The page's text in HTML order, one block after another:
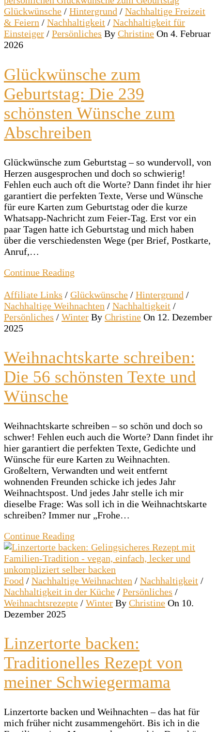
Glückwünsche / Hintergrund / Nachhaltige Freizeit
& Feiern / Nachhaltigkeit / Nachhaltigkeit für
Einsteiger / Persönliches By Christine On 4. Februar
2026
Glückwünsche zum
Geburtstag: Die 239
schönsten Wünsche zum
Abschreiben
Glückwünsche zum Geburtstag – so wundervoll, von
Herzen ausgesprochen und doch so schwierig!
Fehlen euch auch oft die Worte? Dann findet ihr hier
garantiert die perfekten Texte, Verse und Wünsche
für eure Karten zum Geburtstag oder die kurze
Whatsapp-Nachricht zum Feier-Tag. Erst vor ein
paar Tagen hatte ich Geburtstag und mich haben
über die verschiedensten Wege (per Brief, Postkarte,
Anruf,…
Continue Reading
Affiliate Links / Glückwünsche / Hintergrund /
Nachhaltige Weihnachten / Nachhaltigkeit /
Persönliches / Winter By Christine On 12. Dezember
2025
Weihnachtskarte schreiben:
Die 56 schönsten Texte und
Wünsche
Weihnachtskarte schreiben – so schön und doch so
schwer! Fehlen euch auch die Worte? Dann findet ihr
hier garantiert die perfekten Texte, Gedichte und
Wünsche für eure Karten zu Weihnachten.
Großeltern, Verwandten und weit entfernt
wohnenden Freunden schicke ich jedes Jahr
Weihnachtspost. Und jedes Jahr stelle ich mir
dieselbe Frage: Was soll ich in die Weihnachtskarte
schreiben? Immer nur „Frohe…
Continue Reading
Food / Nachhaltige Weihnachten / Nachhaltigkeit /
Nachhaltigkeit in der Küche / Persönliches /
Weihnachtsrezepte / Winter By Christine On 10.
Dezember 2025
Linzertorte backen:
Traditionelles Rezept von
meiner Schwiegermama
Linzertorte backen und Weihnachten – das hat für
mich früher nicht zusammengehört. Bis ich in die